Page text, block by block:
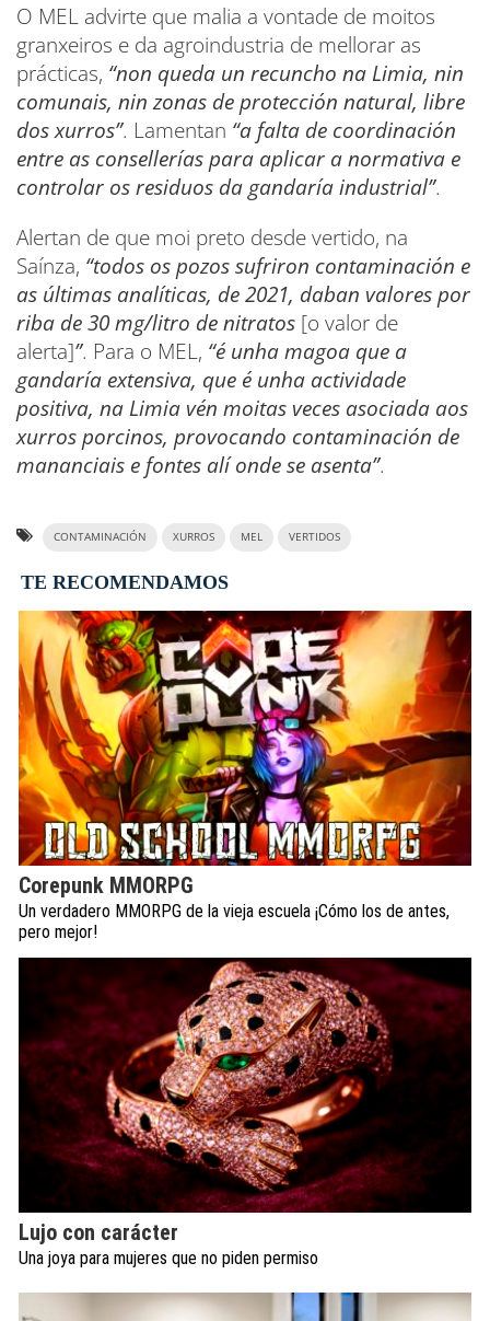
O MEL advirte que malia a vontade de moitos
granxeiros e da agroindustria de mellorar as
prácticas, “non queda un recuncho na Limia, nin
comunais, nin zonas de protección natural, libre
dos xurros”. Lamentan “a falta de coordinación
entre as consellerías para aplicar a normativa e
controlar os residuos da gandaría industrial”.
Alertan de que moi preto desde vertido, na
Saínza, “todos os pozos sufriron contaminación e
as últimas analíticas, de 2021, daban valores por
riba de 30 mg/litro de nitratos [o valor de
alerta]”. Para o MEL, “é unha magoa que a
gandaría extensiva, que é unha actividade
positiva, na Limia vén moitas veces asociada aos
xurros porcinos, provocando contaminación de
mananciais e fontes alí onde se asenta”.
CONTAMINACIÓN XURROS MEL VERTIDOS
TE RECOMENDAMOS
Corepunk MMORPG
Un verdadero MMORPG de la vieja escuela ¡Cómo los de antes,
pero mejor!
Lujo con carácter
Una joya para mujeres que no piden permiso